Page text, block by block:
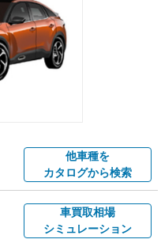
他車種を
カタログから検索
車買取相場
シミュレーション